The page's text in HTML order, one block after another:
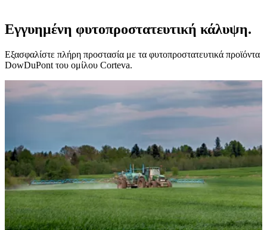
Εγγυημένη φυτοπροστατευτική κάλυψη.
Εξασφαλίστε πλήρη προστασία με τα φυτοπροστατευτικά προϊόντα
DowDuPont του ομίλου Corteva.